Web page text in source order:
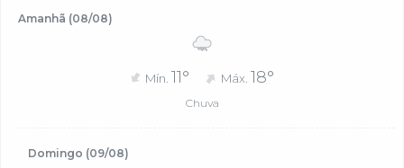
Amanhã (08/08)
Mín. 11° Máx. 18°
Chuva
Domingo (09/08)